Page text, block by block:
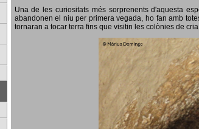
Una de les curiositats més sorprenents d'aquesta
abandonen el niu per primera vegada, ho fan amb
tornaran a tocar terra fins que visitin les colònies de